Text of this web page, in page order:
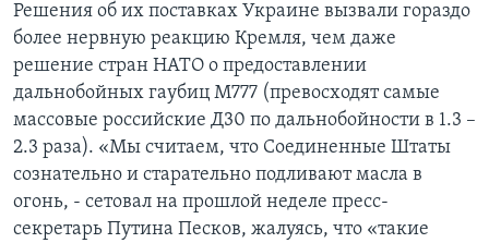
Решения об их поставках Украине вызвали гораздо
более нервную реакцию Кремля, чем даже
решение стран НАТО о предоставлении
дальнобойных гаубиц М777 (превосходят самые
массовые российские Д30 по дальнобойности в 1.3 –
2.3 раза). «Мы считаем, что Соединенные Штаты
сознательно и старательно подливают масла в
огонь, - сетовал на прошлой неделе пресс-
секретарь Путина Песков, жалуясь, что «такие